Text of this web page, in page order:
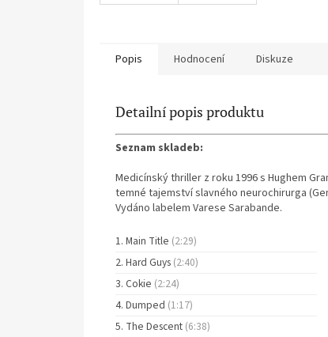
Popis Hodnocení Diskuze
Detailní popis produktu
Seznam skladeb:
Medicínský thriller z roku 1996 s Hughem
temné tajemství slavného neurochirurga
Vydáno labelem Varese Sarabande.
Main Title (2:29)
Hard Guys (2:40)
Cokie (2:24)
Dumped (1:17)
The Descent (6:38)